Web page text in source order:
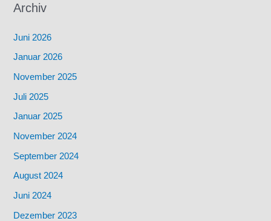
Archiv
Juni 2026
Januar 2026
November 2025
Juli 2025
Januar 2025
November 2024
September 2024
August 2024
Juni 2024
Dezember 2023